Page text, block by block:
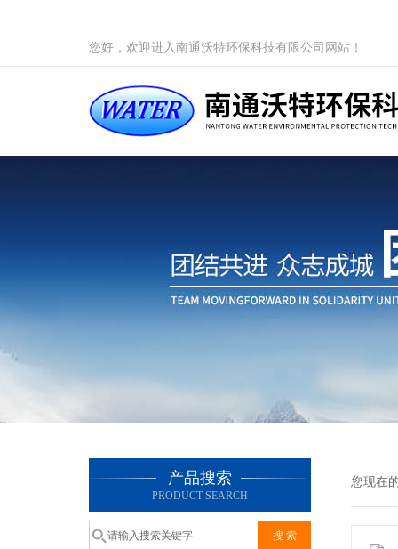
您好，欢迎进入南通沃特环保科技有限公司网站！
产品搜索
PRODUCT SEARCH
您现在